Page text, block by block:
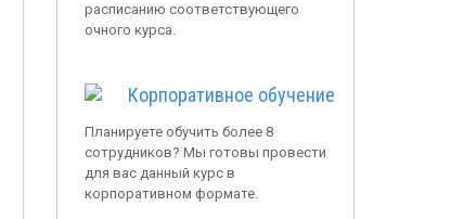
расписанию соответствующего
очного курса.
Корпоративное обучение
Планируете обучить более 8
сотрудников? Мы готовы провести
для вас данный курс в
корпоративном формате.